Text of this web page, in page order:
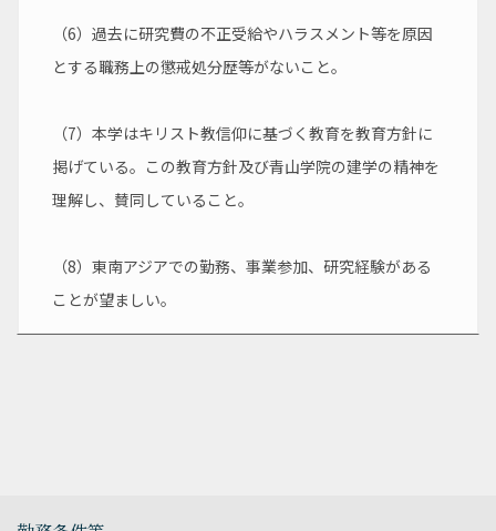
（6）過去に研究費の不正受給やハラスメント等を原因
とする職務上の懲戒処分歴等がないこと。
（7）本学はキリスト教信仰に基づく教育を教育方針に
掲げている。この教育方針及び青山学院の建学の精神を
理解し、賛同していること。
（8）東南アジアでの勤務、事業参加、研究経験がある
ことが望ましい。